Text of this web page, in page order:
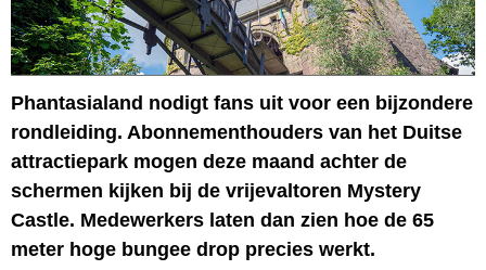
Phantasialand nodigt fans uit voor een bijzondere
rondleiding. Abonnementhouders van het Duitse
attractiepark mogen deze maand achter de
schermen kijken bij de vrijevaltoren Mystery
Castle. Medewerkers laten dan zien hoe de 65
meter hoge bungee drop precies werkt.